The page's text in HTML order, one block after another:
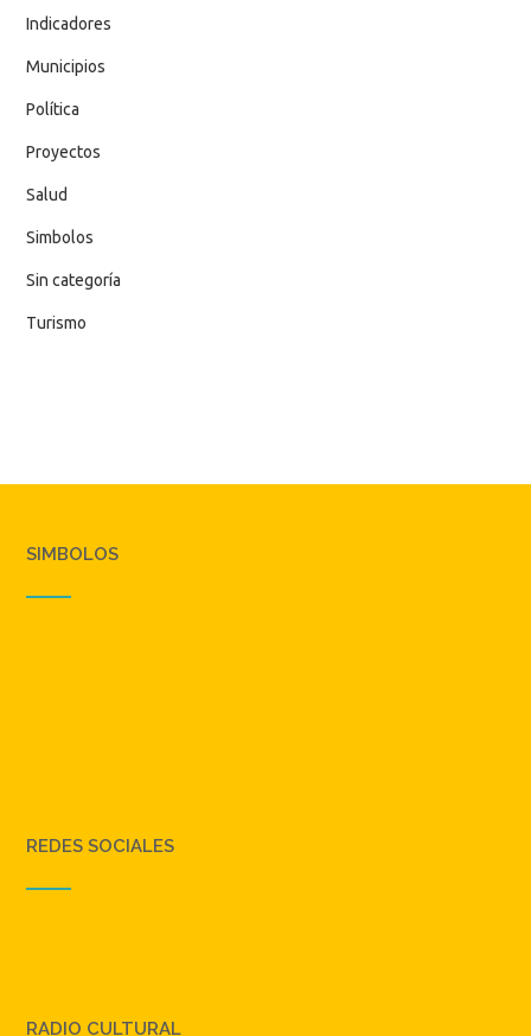
Indicadores
Municipios
Política
Proyectos
Salud
Simbolos
Sin categoría
Turismo
SIMBOLOS
REDES SOCIALES
RADIO CULTURAL